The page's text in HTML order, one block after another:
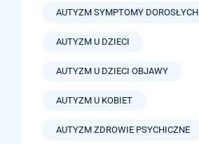
AUTYZM SYMPTOMY DOROSŁYCH
AUTYZM U DZIECI
AUTYZM U DZIECI OBJAWY
AUTYZM U KOBIET
AUTYZM ZDROWIE PSYCHICZNE